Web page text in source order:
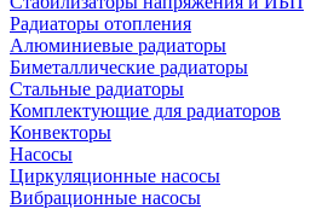
Радиаторы отопления
Алюминиевые радиаторы
Биметаллические радиаторы
Стальные радиаторы
Комплектующие для радиаторов
Конвекторы
Насосы
Циркуляционные насосы
Вибрационные насосы